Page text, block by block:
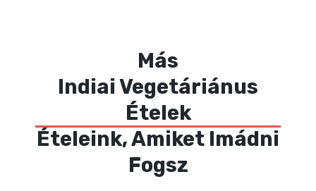
Más
Indiai Vegetáriánus
Ételek
Ételeink, Amiket Imádni
Fogsz